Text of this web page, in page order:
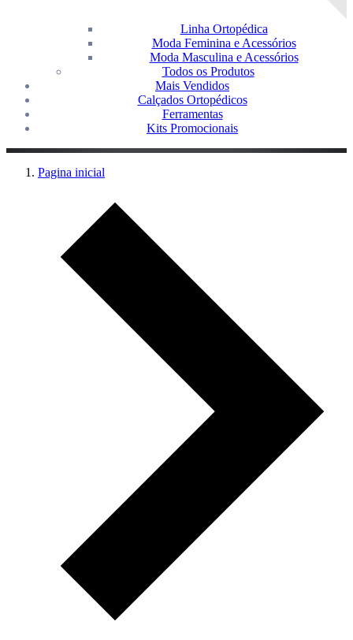
Linha Ortopédica
Moda Feminina e Acessórios
Moda Masculina e Acessórios
Todos os Produtos
Mais Vendidos
Calçados Ortopédicos
Ferramentas
Kits Promocionais
Pagina inicial